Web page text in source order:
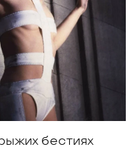
бестиях